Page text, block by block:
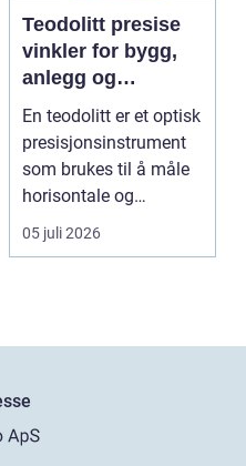
Teodolitt presise
vinkler for bygg,
anlegg og
kartlegging
En teodolitt er et optisk
presisjonsinstrument
som brukes til å måle
horisontale og
vertikale vinkle...
05 juli 2026